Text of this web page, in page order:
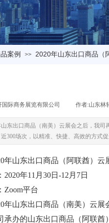
案例 >> 2020年山东出口商品（
国际商务展览有限公司 作者:山东林
山东出口商品（南美）云展会之后，我
300场次，以精准、快捷、高效的方式
年山东出口商品（阿联酋）云
年11月30日-12月7日
平台
山东出口商品（南美）云展
承办的山东出口商品（阿联